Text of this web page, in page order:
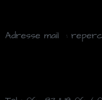
Adresse mail :